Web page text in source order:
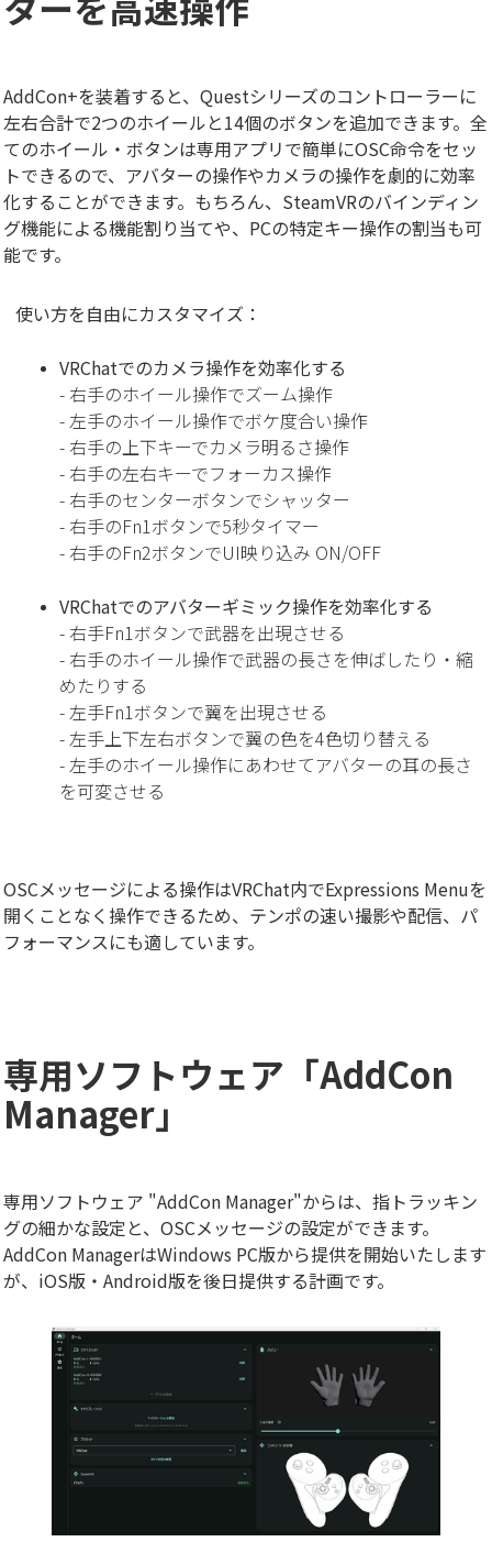
AddCon+を装着すると、Questシリーズのコントローラーに
左右合計で2つのホイールと14個のボタンを追加できます。全
てのホイール・ボタンは専用アプリで簡単にOSC命令をセッ
トできるので、アバターの操作やカメラの操作を劇的に効率
化することができます。もちろん、SteamVRのバインディン
グ機能による機能割り当てや、PCの特定キー操作の割当も可
能です。
使い方を自由にカスタマイズ：
VRChatでのカメラ操作を効率化する
- 右手のホイール操作でズーム操作
- 左手のホイール操作でボケ度合い操作
- 右手の上下キーでカメラ明るさ操作
- 右手の左右キーでフォーカス操作
- 右手のセンターボタンでシャッター
- 右手のFn1ボタンで5秒タイマー
- 右手のFn2ボタンでUI映り込み ON/OFF
VRChatでのアバターギミック操作を効率化する
- 右手Fn1ボタンで武器を出現させる
- 右手のホイール操作で武器の長さを伸ばしたり・縮
めたりする
- 左手Fn1ボタンで翼を出現させる
- 左手上下左右ボタンで翼の色を4色切り替える
- 左手のホイール操作にあわせてアバターの耳の長さ
を可変させる
OSCメッセージによる操作はVRChat内でExpressions Menuを
開くことなく操作できるため、テンポの速い撮影や配信、パ
フォーマンスにも適しています。
専用ソフトウェア「AddCon
Manager」
専用ソフトウェア "AddCon Manager"からは、指トラッキン
グの細かな設定と、OSCメッセージの設定ができます。
AddCon ManagerはWindows PC版から提供を開始いたします
が、iOS版・Android版を後日提供する計画です。